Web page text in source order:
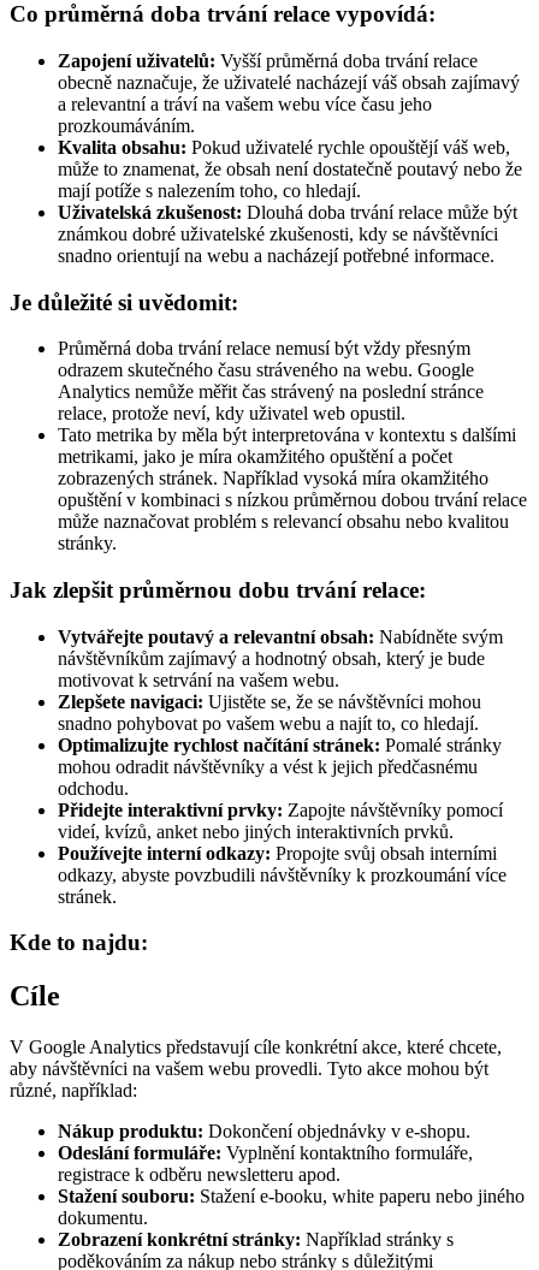
Co průměrná doba trvání relace vypovídá:
Zapojení uživatelů: Vyšší průměrná doba trvání relace
obecně naznačuje, že uživatelé nacházejí váš obsah zajímavý
a relevantní a tráví na vašem webu více času jeho
prozkoumáváním.
Kvalita obsahu: Pokud uživatelé rychle opouštějí váš web,
může to znamenat, že obsah není dostatečně poutavý nebo že
mají potíže s nalezením toho, co hledají.
Uživatelská zkušenost: Dlouhá doba trvání relace může být
známkou dobré uživatelské zkušenosti, kdy se návštěvníci
snadno orientují na webu a nacházejí potřebné informace.
Je důležité si uvědomit:
Průměrná doba trvání relace nemusí být vždy přesným
odrazem skutečného času stráveného na webu. Google
Analytics nemůže měřit čas strávený na poslední stránce
relace, protože neví, kdy uživatel web opustil.
Tato metrika by měla být interpretována v kontextu s dalšími
metrikami, jako je míra okamžitého opuštění a počet
zobrazených stránek. Například vysoká míra okamžitého
opuštění v kombinaci s nízkou průměrnou dobou trvání relace
může naznačovat problém s relevancí obsahu nebo kvalitou
stránky.
Jak zlepšit průměrnou dobu trvání relace:
Vytvářejte poutavý a relevantní obsah: Nabídněte svým
návštěvníkům zajímavý a hodnotný obsah, který je bude
motivovat k setrvání na vašem webu.
Zlepšete navigaci: Ujistěte se, že se návštěvníci mohou
snadno pohybovat po vašem webu a najít to, co hledají.
Optimalizujte rychlost načítání stránek: Pomalé stránky
mohou odradit návštěvníky a vést k jejich předčasnému
odchodu.
Přidejte interaktivní prvky: Zapojte návštěvníky pomocí
videí, kvízů, anket nebo jiných interaktivních prvků.
Používejte interní odkazy: Propojte svůj obsah interními
odkazy, abyste povzbudili návštěvníky k prozkoumání více
stránek.
Kde to najdu:
Cíle
V Google Analytics představují cíle konkrétní akce, které chcete,
aby návštěvníci na vašem webu provedli. Tyto akce mohou být
různé, například:
Nákup produktu: Dokončení objednávky v e-shopu.
Odeslání formuláře: Vyplnění kontaktního formuláře,
registrace k odběru newsletteru apod.
Stažení souboru: Stažení e-booku, white paperu nebo jiného
dokumentu.
Zobrazení konkrétní stránky: Například stránky s
poděkováním za nákup nebo stránky s důležitými